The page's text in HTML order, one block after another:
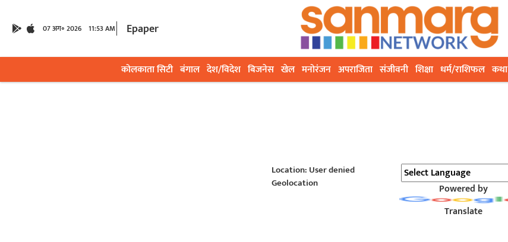
07 अग॰ 2026 11:53 AM Epaper
कोलकाता सिटी बंगाल देश/विदेश बिजनेस खेल मनोरंजन अपराजिता संजीवनी शिक्षा धर्म/राशिफल कथा
Location: User denied
Geolocation
Powered by
Translate